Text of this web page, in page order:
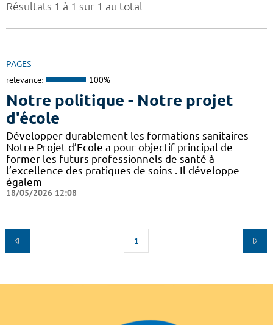
Résultats 1 à 1 sur 1 au total
PAGES
relevance: 100%
Notre politique - Notre projet
d'école
Développer durablement les formations sanitaires
Notre Projet d’Ecole a pour objectif principal de
former les futurs professionnels de santé à
l’excellence des pratiques de soins . Il développe
égalem
18/05/2026 12:08
1